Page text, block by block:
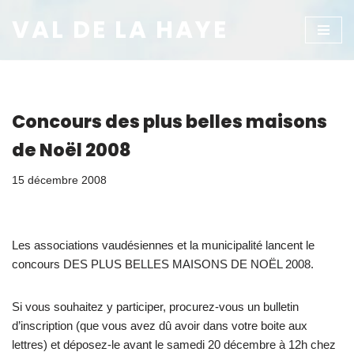
au
VAL DE LA HAYE
Concours des plus belles maisons
de Noël 2008
15 décembre 2008
Les associations vaudésiennes et la municipalité lancent le
concours DES PLUS BELLES MAISONS DE NOËL 2008.
Si vous souhaitez y participer, procurez-vous un bulletin
d’inscription (que vous avez dû avoir dans votre boite aux
lettres) et déposez-le avant le samedi 20 décembre à 12h chez